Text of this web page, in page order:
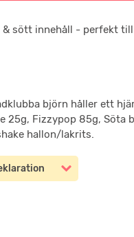
& sött innehåll - perfekt
björn håller ett
25g, Fizzypop 85g, Söta
hallon/lakrits.